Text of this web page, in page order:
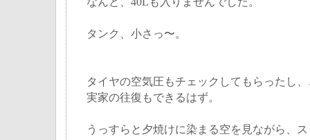
タンク、小さっ〜。
タイヤの空気圧もチェックしてもらったし
実家の往復もできるはず。
うっすらと夕焼けに染まる空を見ながら、